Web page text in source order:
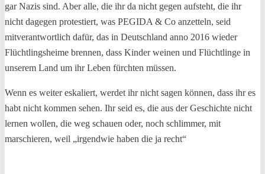
gar Nazis sind. Aber alle, die ihr da nicht gegen aufsteht, die ihr
nicht dagegen protestiert, was PEGIDA & Co anzetteln, seid
mitverantwortlich dafür, das in Deutschland anno 2016 wieder
Flüchtlingsheime brennen, dass Kinder weinen und Flüchtlinge in
unserem Land um ihr Leben fürchten müssen.
Wenn es weiter eskaliert, werdet ihr nicht sagen können, dass ihr es
habt nicht kommen sehen. Ihr seid es, die aus der Geschichte nicht
lernen wollen, die weg schauen oder, noch schlimmer, mit
marschieren, weil „irgendwie haben die ja recht“